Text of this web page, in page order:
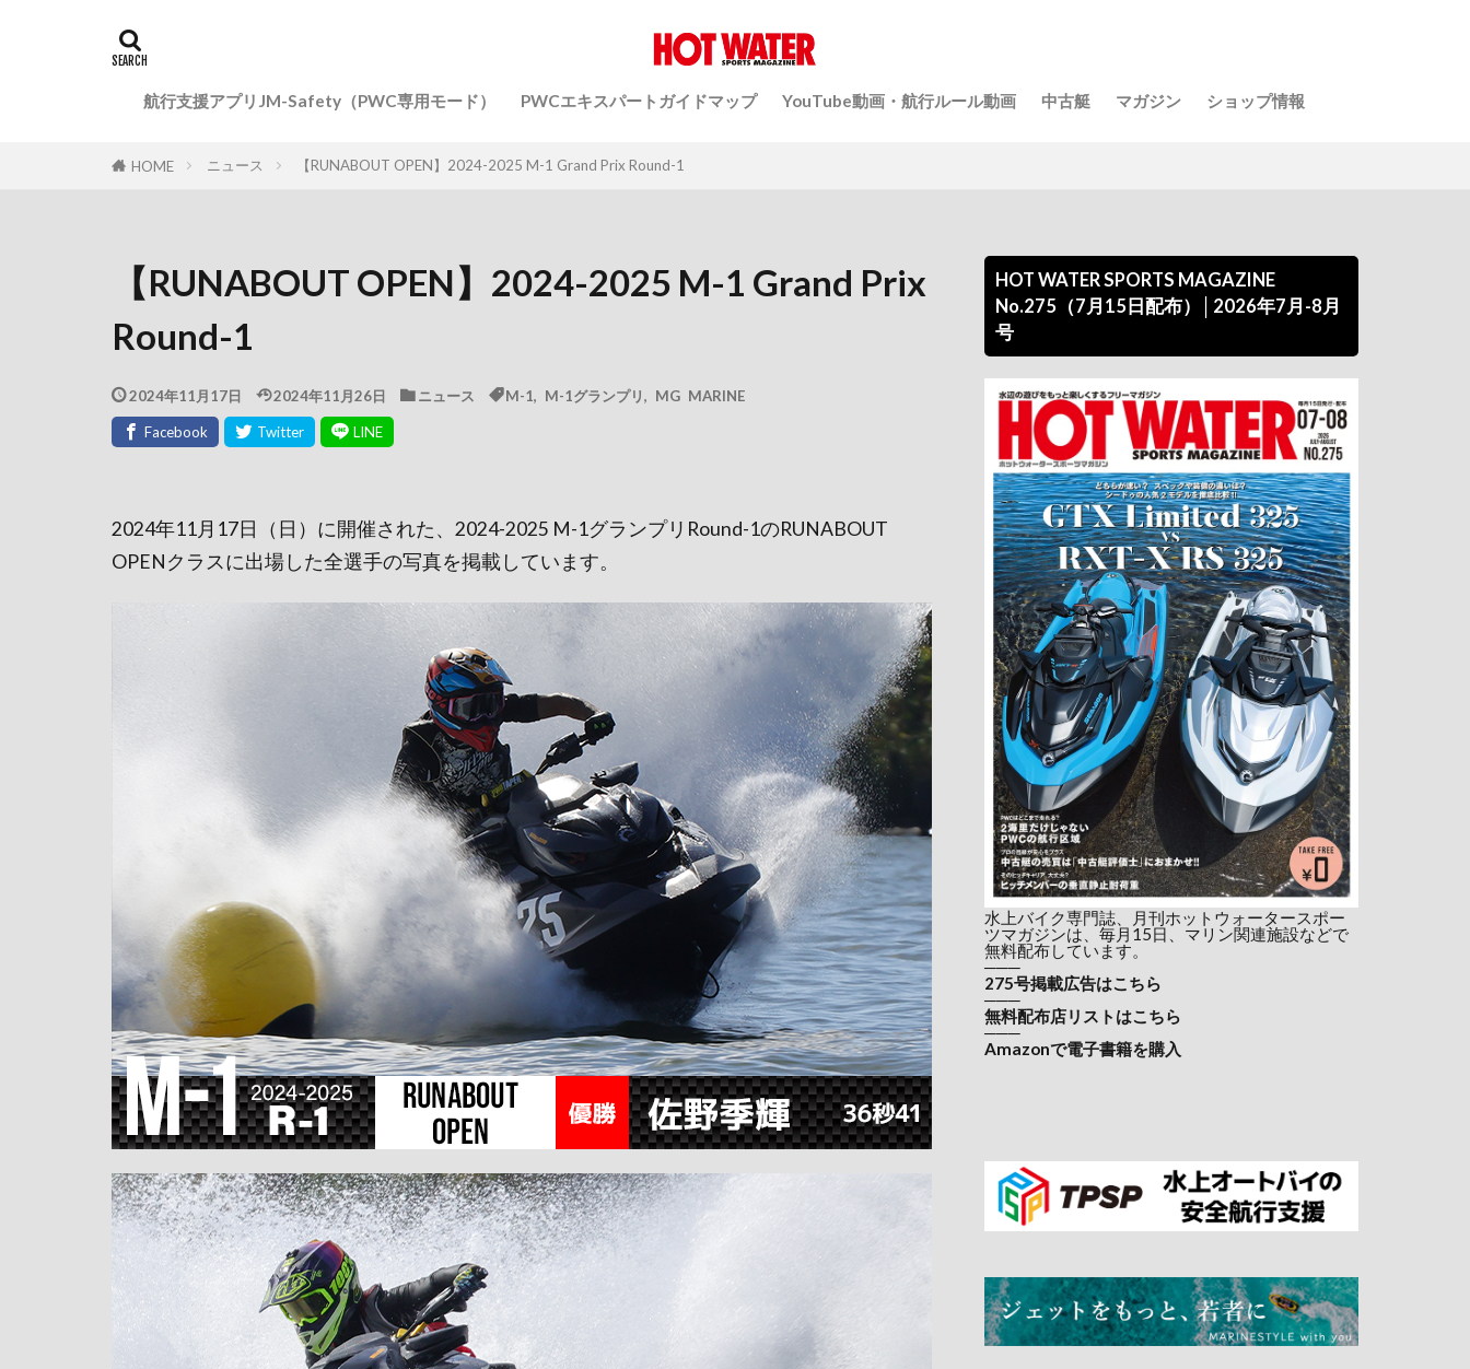
航行支援アプリJM-Safety（PWC専用モード） PWCエキスパートガイドマップ YouTube動画・航行ルール動画 中古艇 マガジン ショップ情報
HOME ニュース 【RUNABOUT OPEN】2024-2025 M-1 Grand Prix Round-1
【RUNABOUT OPEN】2024-2025 M-1 Grand Prix
Round-1
2024年11月17日 2024年11月26日 ニュース M-1 M-1グランプリ MG MARINE
2024年11月17日（日）に開催された、2024-2025 M-1グランプリRound-1のRUNABOUT
OPENクラスに出場した全選手の写真を掲載しています。
HOT WATER SPORTS MAGAZINE
No.275（7月15日配布）│2026年7月-8月
号
水上バイク専門誌、月刊ホットウォータースポー
ツマガジンは、毎月15日、マリン関連施設などで
無料配布しています。
───
275号掲載広告はこちら
───
無料配布店リストはこちら
───
Amazonで電子書籍を購入